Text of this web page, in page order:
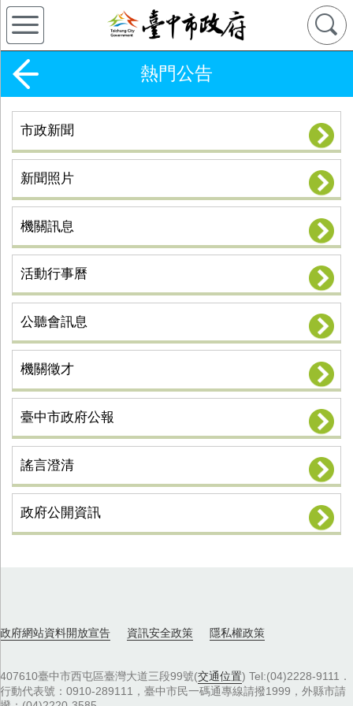
熱門公告
市政新聞
新聞照片
機關訊息
活動行事曆
公聽會訊息
機關徵才
臺中市政府公報
謠言澄清
政府公開資訊
政府網站資料開放宣告 資訊安全政策 隱私權政策
407610臺中市西屯區臺灣大道三段99號(交通位置) Tel:(04)2228-9111．
行動代表號：0910-289111，臺中市民一碼通專線請撥1999，外縣市請